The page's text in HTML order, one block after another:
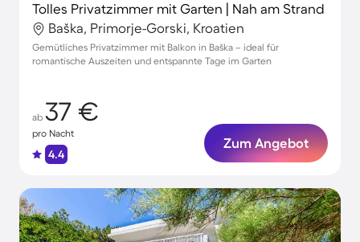
Tolles Privatzimmer mit Garten | Nah am Strand
Baška, Primorje-Gorski, Kroatien
Gemütliches Privatzimmer mit Balkon in Baška – ideal für
romantische Auszeiten und entspannte Tage im Garten
ab 37 €
pro Nacht
4.4
Zum Angebot